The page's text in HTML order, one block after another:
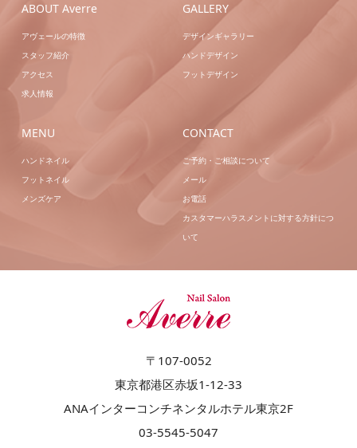
ABOUT Averre
アヴェールの特徴
スタッフ紹介
アクセス
求人情報
GALLERY
デザインギャラリー
ハンドデザイン
フットデザイン
MENU
ハンドネイル
フットネイル
メンズケア
CONTACT
ご予約・ご相談について
メール
お電話
カスタマーハラスメントに対する方針につ
いて
〒107-0052
東京都港区赤坂1-12-33
ANAインターコンチネンタルホテル東京2F
03-5545-5047